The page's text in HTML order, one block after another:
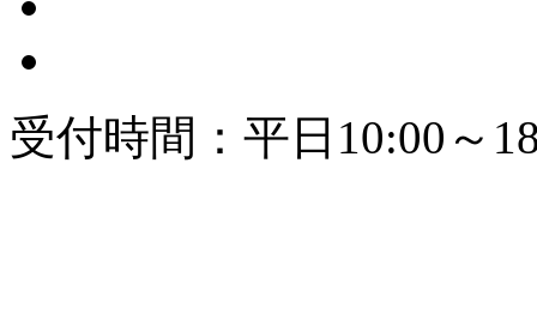
受付時間：平日10:00～